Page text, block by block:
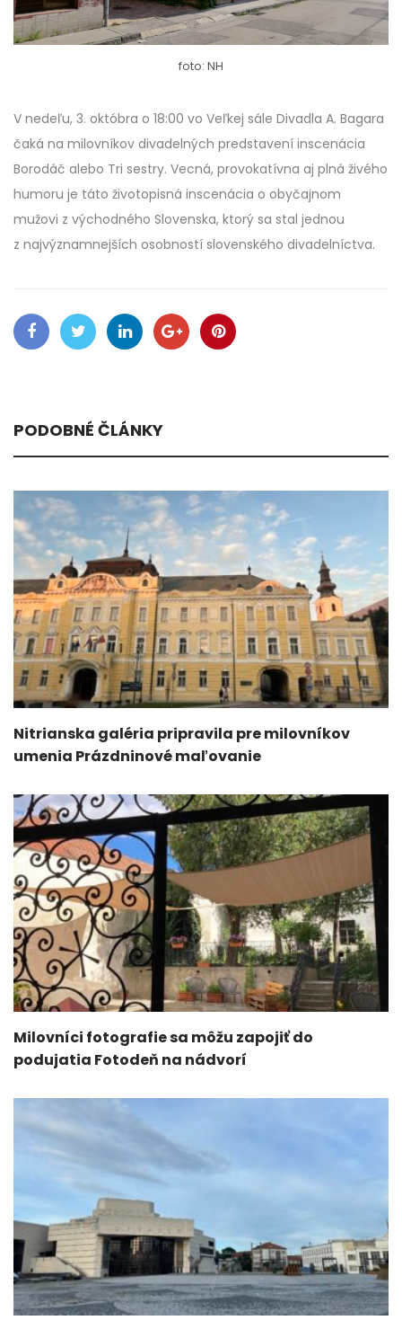
foto: NH
V nedeľu, 3. októbra o 18:00 vo Veľkej sále Divadla A. Bagara
čaká na milovníkov divadelných predstavení inscenácia
Borodáč alebo Tri sestry. Vecná, provokatívna aj plná živého
humoru je táto životopisná inscenácia o obyčajnom
mužovi z východného Slovenska, ktorý sa stal jednou
z najvýznamnejších osobností slovenského divadelníctva.
PODOBNÉ ČLÁNKY
Nitrianska galéria pripravila pre milovníkov
umenia Prázdninové maľovanie
Milovníci fotografie sa môžu zapojiť do
podujatia Fotodeň na nádvorí